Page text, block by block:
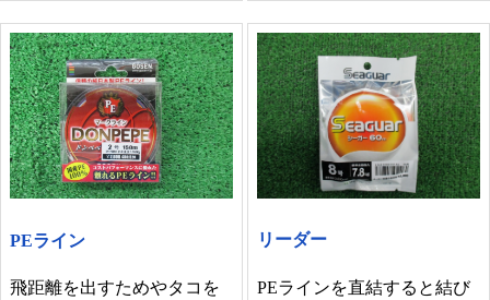
PEライン
飛距離を出すためやタコを
リーダー
PEラインを直結すると結び